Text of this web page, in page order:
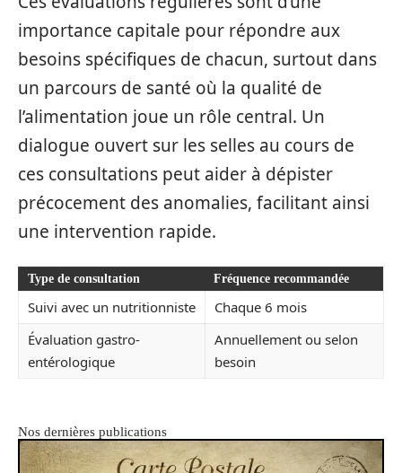
importance capitale pour répondre aux
besoins spécifiques de chacun, surtout dans
un parcours de santé où la qualité de
l’alimentation joue un rôle central. Un
dialogue ouvert sur les selles au cours de
ces consultations peut aider à dépister
précocement des anomalies, facilitant ainsi
une intervention rapide.
Type de consultation Fréquence recommandée
Suivi avec un nutritionniste
Chaque 6 mois
Évaluation gastro-
entérologique
Annuellement ou selon
besoin
Nos dernières publications